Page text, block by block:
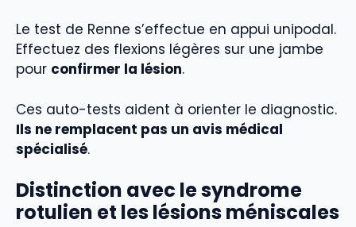
Le test de Renne s’effectue en appui unipodal.
Effectuez des flexions légères sur une jambe
pour confirmer la lésion.
Ces auto-tests aident à orienter le diagnostic.
Ils ne remplacent pas un avis médical
spécialisé.
Distinction avec le syndrome
rotulien et les lésions méniscales